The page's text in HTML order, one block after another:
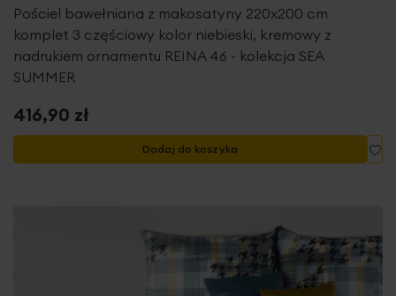
Pościel bawełniana z makosatyny 220x200 cm
komplet 3 częściowy kolor niebieski, kremowy z
nadrukiem ornamentu REINA 46 - kolekcja SEA
SUMMER
416,90 zł
Dodaj do koszyka